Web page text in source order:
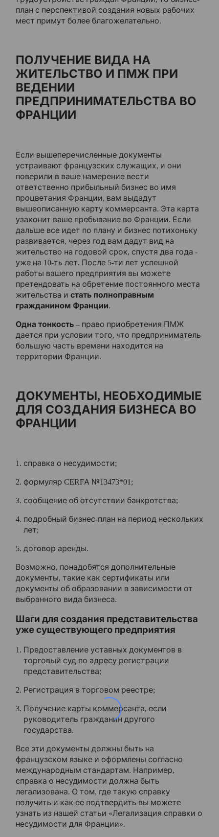
план с перспективой создания новых рабочих
мест примут более благожелательно.
ПОЛУЧЕНИЕ ВИДА НА
ЖИТЕЛЬСТВО И ПМЖ ПРИ
ВЕДЕНИИ
ПРЕДПРИНИМАТЕЛЬСТВА ВО
ФРАНЦИИ
Если вышеперечисленные документы
устраивают французских служащих, и они
поверили в ваше намерение вести
ответственно прибыльный бизнес во имя
процветания Франции, вам выдадут
вышеописанную карту коммерсанта. Эта карта
узаконит ваше пребывание во Франции. Если
дальше все идет по плану и бизнес потихоньку
развивается, через год вам дадут вид на
жительство на годовой срок, спустя два года -
уже на 10-ть лет. После 5-ти лет успешной
работы вашего предприятия вы можете
претендовать на обретение постоянного места
жительства и стать полноправным
гражданином Франции.
Одна тонкость – право приобретения ПМЖ
дается при условии того, что предприниматель
большую часть времени находится на
территории Франции.
ДОКУМЕНТЫ, НЕОБХОДИМЫЕ
ДЛЯ СОЗДАНИЯ БИЗНЕСА ВО
ФРАНЦИИ
справка о несудимости;
формуляр CERFA №13473*01;
сообщение об отсутствии банкротства;
подробный бизнес-план на период нескольких
лет;
договор аренды.
Возможно, понадобятся дополнительные
документы, такие как сертификаты или
документы об образовании в зависимости от
выбранного вида бизнеса.
Шаги для создания представительства
уже существующего предприятия
Предоставление уставных документов в
торговый суд по адресу регистрации
представительства;
Регистрация в торговом реестре;
Получение карты коммерсанта, если
руководитель гражданин другого
государства.
Все эти документы должны быть на
французском языке и оформлены согласно
международным стандартам. Например,
справка о несудимости должна быть
легализована. О том, где такую справку
получить и как ее подтвердить вы можете
узнать из нашей статьи «Легализация справки о
несудимости для Франции».